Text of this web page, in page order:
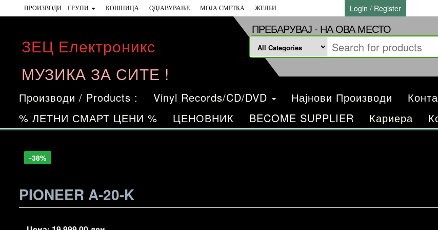
to
content
ПРОИЗВОДИ – ГРУПИ КОШНИЦА ОДЈАВУВАЊЕ МОЈА СМЕТКА ЖЕЛБИ Login / Register
ЗЕЦ Електроникс
МУЗИКА ЗА СИТЕ !
ПРЕБАРУВАЈ - НА ОВА МЕСТО
Производи / Products : Vinyl Records/CD/DVD Најнови Производи
% ЛЕТНИ СМАРТ ЦЕНИ %
ЦЕНОВНИК BECOME SUPPLIER Кариера
PIONEER A-20-K
-50%
-30%
-21%
-38%